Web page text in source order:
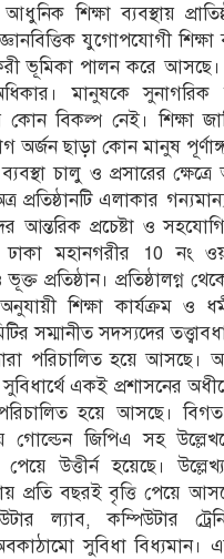
শিক্ষা ব্যবস্থায়
যুগোপযোগী শিক্ষা
ভূমিকা পালন করে আসছে।
মানুষকে সুনাগরিক
কোন বিকল্প নেই। শিক্ষা
অর্জন ছাড়া কোন মানুষ
ব্যবস্থা চালু ও প্রসারের
প্রতিষ্ঠানটি এলাকার গন্যমান্য
প্রচেষ্টা ও
ঢাকা মহানগরীর 10 নং
প্রতিষ্ঠান। প্রতিষ্ঠালগ্ন
শিক্ষা কার্যক্রম ও
সম্মানীত সদস্যদের
পরিচালিত হয়ে আসছে।
সুবিধার্থে একই প্রশাসনের
হয়ে আসছে।
গোল্ডেন জিপিএ সহ
পেয়ে উত্তীর্ন হয়েছে।
প্রতি বছরই বৃত্তি পেয়ে
ল্যাব, কম্পিউটার
সুবিধা বিধ্যমান।